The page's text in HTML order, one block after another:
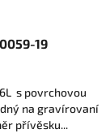
19
s povrchovou
na gravírovaní
přívěsku...